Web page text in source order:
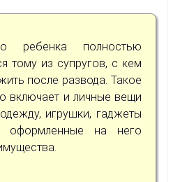
ребенка полностью
тому из супругов, с кем
после развода. Такое
включает и личные вещи
игрушки, гаджеты
на него